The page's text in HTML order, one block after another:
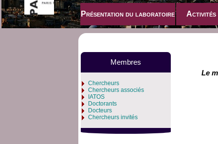
Présentation du laboratoire Activités
Membres
Chercheurs
Chercheurs associés
IATOS
Doctorants
Docteurs
Chercheurs invités
Le